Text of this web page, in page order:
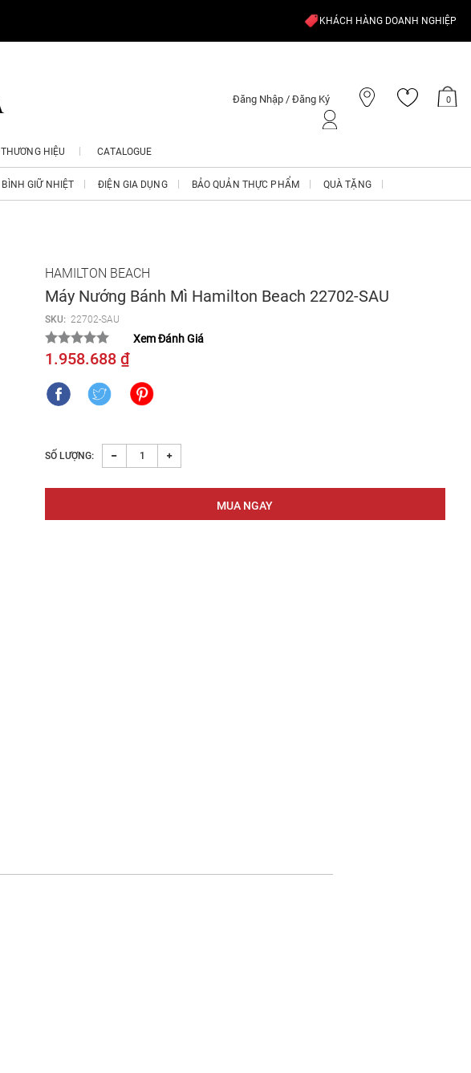
KHÁCH HÀNG DOANH NGHIỆP
Đăng Nhập / Đăng Ký 0
THƯƠNG HIỆU CATALOGUE
BÌNH GIỮ NHIỆT ĐIỆN GIA DỤNG BẢO QUẢN THỰC PHẨM QUÀ TẶNG
HAMILTON BEACH
Máy Nướng Bánh Mì Hamilton Beach 22702-SAU
SKU: 22702-SAU
Xem Đánh Giá
1.958.688 ₫
SỐ LƯỢNG: